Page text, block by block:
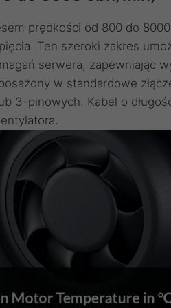
prędkości od 800 do
Ten szeroki zakres
serwera, zapewniając
w standardowe
3-pinowych. Kabel o